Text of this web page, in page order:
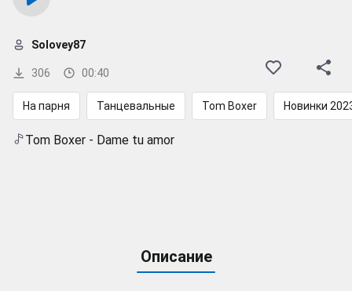
306 00:40
Solovey87
На парня Танцевальные Tom Boxer Новинки
Tom Boxer - Dame tu amor
Описание